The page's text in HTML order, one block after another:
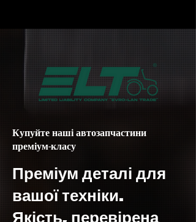
Купуйте наші автозапчастини
преміум-класу
Преміум деталі для
вашої техніки.